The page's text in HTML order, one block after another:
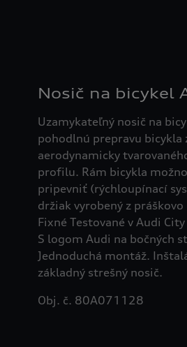
Nosič na bicykel
Uzamykateľný nosič na
pohodlnú prepravu bicykla
aerodynamicky
profilu. Rám bicykla
pripevniť (rýchloupínací
držiak vyrobený z
Fixné Testované v Audi
S logom Audi na bočných
Jednoduchá montáž.
základný strešný nosič.
Obj. č. 80A071128